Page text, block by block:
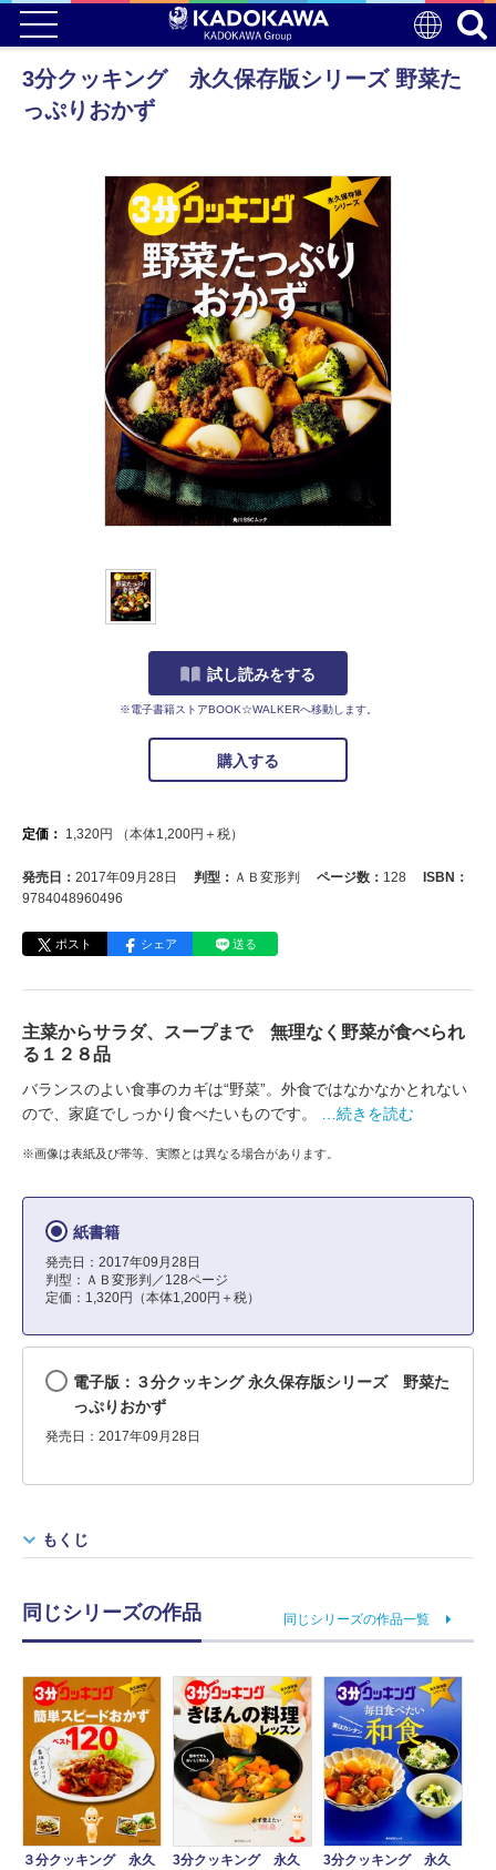
3分クッキング 永久保存版シリーズ 野菜た
っぷりおかず
試し読みをする
※電子書籍ストアBOOK☆WALKERへ移動します。
購入する
定価： 1,320円 （本体1,200円＋税）
発売日： 2017年09月28日 判型： ＡＢ変形判 ページ数： 128
ISBN：
9784048960496
ポスト シェア 送る
主菜からサラダ、スープまで 無理なく野菜が食べられ
る１２８品
バランスのよい食事のカギは“野菜”。外食ではなかなかとれない
ので、家庭でしっかり食べたいものです。
…続きを読む
※画像は表紙及び帯等、実際とは異なる場合があります。
紙書籍
発売日：2017年09月28日
判型：ＡＢ変形判／128ページ
定価：1,320円（本体1,200円＋税）
電子版：３分クッキング 永久保存版シリーズ 野菜た
っぷりおかず
発売日：2017年09月28日
もくじ
同じシリーズの作品 同じシリーズの作品一覧
３分クッキング 永久
3分クッキング 永久
3分クッキング 永久